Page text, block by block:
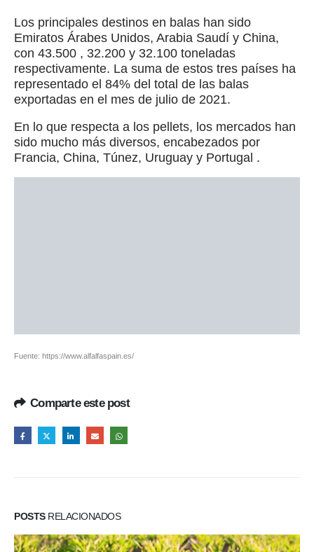
Los principales destinos en balas han sido
Emiratos Árabes Unidos, Arabia Saudí y China,
con 43.500 , 32.200 y 32.100 toneladas
respectivamente. La suma de estos tres países ha
representado el 84% del total de las balas
exportadas en el mes de julio de 2021.
En lo que respecta a los pellets, los mercados han
sido mucho más diversos, encabezados por
Francia, China, Túnez, Uruguay y Portugal .
Fuente: https://www.alfalfaspain.es/
Comparte este post
POSTSRELACIONADOS